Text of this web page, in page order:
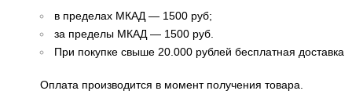
в пределах МКАД — 1500 руб;
за пределы МКАД — 1500 руб.
При покупке свыше 20.000 рублей бесплатная доставка
Оплата производится в момент получения товара.